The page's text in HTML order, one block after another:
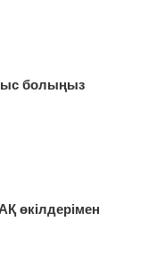
болыңыз
өкілдерімен